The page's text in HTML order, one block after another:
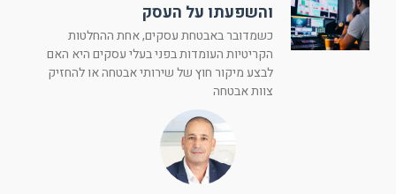
והשפעתו על העסק
כשמדובר באבטחת עסקים, אחת ההחלטות
הקריטיות העומדות בפני בעלי עסקים היא האם
לבצע מיקור חוץ של שירותי אבטחה או להחזיק
צוות אבטחה